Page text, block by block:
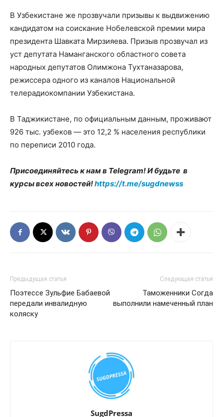
В Узбекистане же прозвучали призывы к выдвижению
кандидатом на соискание Нобелевской премии мира
президента Шавката Мирзияева. Призыв прозвучал из
уст депутата Наманганского областного совета
народных депутатов Олимжона Тухтаназарова,
режиссера одного из каналов Национальной
телерадиокомпании Узбекистана.
В Таджикистане, по официальным данным, проживают
926 тыс. узбеков — это 12,2 % населения республики
по переписи 2010 года.
Присоединяйтесь к нам в Telegram! И будьте в
курсы всех новостей!https://t.me/sugdnewss
Предыдущая статья
Поэтессе Зульфие Бабаевой
передали инвалидную
коляску
Следующая статья
Таможенники Согда
выполнили намеченный план
SugdPressa